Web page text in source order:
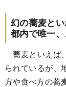
幻の蕎麦と
都内で唯一
蕎麦といえば
られているが、
方や食べ方の蕎